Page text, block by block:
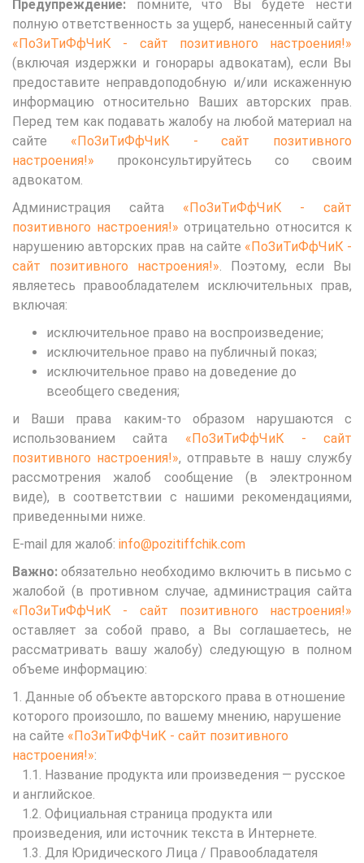
Предупреждение: помните, что Вы будете нести
полную ответственность за ущерб, нанесенный сайту
«ПоЗиТиФфЧиК - сайт позитивного настроения!»
(включая издержки и гонорары адвокатам), если Вы
предоставите неправдоподобную и/или искаженную
информацию относительно Ваших авторских прав.
Перед тем как подавать жалобу на любой материал на
сайте «ПоЗиТиФфЧиК - сайт позитивного
настроения!» проконсультируйтесь со своим
адвокатом.
Администрация сайта «ПоЗиТиФфЧиК - сайт
позитивного настроения!» отрицательно относится к
нарушению авторских прав на сайте «ПоЗиТиФфЧиК -
сайт позитивного настроения!» . Поэтому, если Вы
являетесь правообладателем исключительных прав,
включая:
исключительное право на воспроизведение;
исключительное право на публичный показ;
исключительное право на доведение до
всеобщего сведения;
и Ваши права каким-то образом нарушаются с
использованием сайта «ПоЗиТиФфЧиК - сайт
позитивного настроения!», отправьте в нашу службу
рассмотрения жалоб сообщение (в электронном
виде), в соответствии с нашими рекомендациями,
приведенными ниже.
E-mail для жалоб: info@pozitiffchik.com
Важно: обязательно необходимо включить в письмо с
жалобой (в противном случае, администрация сайта
«ПоЗиТиФфЧиК - сайт позитивного настроения!»
оставляет за собой право, а Вы соглашаетесь, не
рассматривать вашу жалобу) следующую в полном
объеме информацию:
1. Данные об объекте авторского права в отношение
которого произошло, по вашему мнению, нарушение
на сайте «ПоЗиТиФфЧиК - сайт позитивного
настроения!»:
1.1. Название продукта или произведения — русское
и английское.
1.2. Официальная страница продукта или
произведения, или источник текста в Интернете.
1.3. Для Юридического Лица / Правообладателя